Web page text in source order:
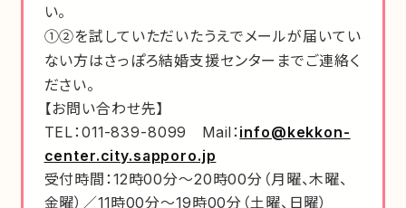
い。
①②を試していただいたうえでメールが届いてい
ない方はさっぽろ結婚支援センターまでご連絡く
ださい。
【お問い合わせ先】
TEL：011-839-8099 Mail： info@kekkon-
center.city.sapporo.jp
受付時間：12時00分～20時00分（月曜、木曜、
金曜）／11時00分～19時00分（土曜、日曜）